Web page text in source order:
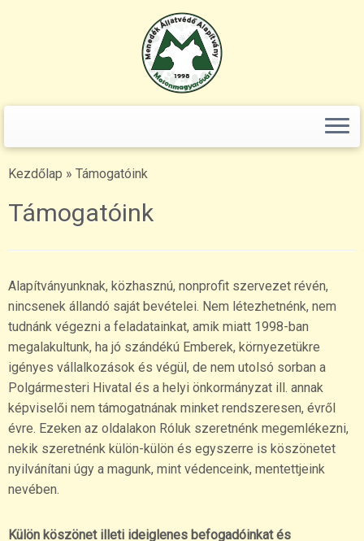
to
Kezdőlap » Támogatóink
Támogatóink
Alapítványunknak, közhasznú, nonprofit szervezet révén,
nincsenek állandó saját bevételei. Nem létezhetnénk, nem
tudnánk végezni a feladatainkat, amik miatt 1998-ban
megalakultunk, ha jó szándékú Emberek, környezetükre
igényes vállalkozások és végül, de nem utolsó sorban a
Polgármesteri Hivatal és a helyi önkormányzat ill. annak
képviselői nem támogatnának minket rendszeresen, évről
évre. Ezeken az oldalakon Róluk szeretnénk megemlékezni,
nekik szeretnénk külön-külön és egyszerre is köszönetet
nyilvánítani úgy a magunk, mint védenceink, mentettjeink
nevében.
Külön köszönet illeti ideiglenes befogadóinkat és